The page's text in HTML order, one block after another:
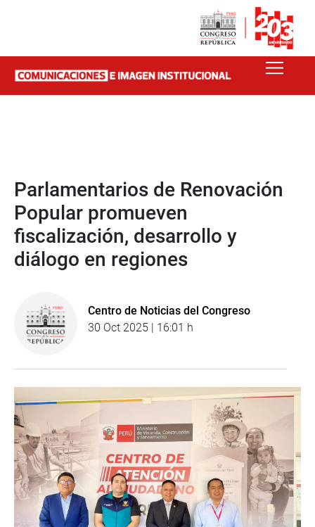
Parlamentarios de Renovación
Popular promueven
fiscalización, desarrollo y
diálogo en regiones
Centro de Noticias del Congreso
30 Oct 2025 | 16:01 h